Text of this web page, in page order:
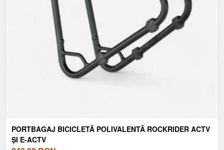
PORTBAGAJ BICICLETĂ POLIVALENTĂ ROCKRIDER ACTV
ȘI E-ACTV